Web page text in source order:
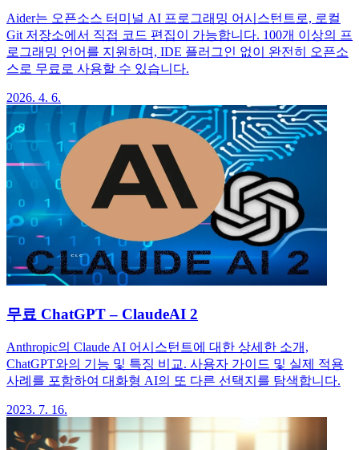
Aider는 오픈소스 터미널 AI 프로그래밍 어시스턴트로, 로컬
Git 저장소에서 직접 코드 편집이 가능합니다. 100개 이상의 프
로그래밍 언어를 지원하며, IDE 플러그인 없이 완전히 오픈소
스로 무료로 사용할 수 있습니다.
2026. 4. 6.
무료 ChatGPT – ClaudeAI 2
Anthropic의 Claude AI 어시스턴트에 대한 상세한 소개,
ChatGPT와의 기능 및 특징 비교. 사용자 가이드 및 실제 적용
사례를 포함하여 대화형 AI의 또 다른 선택지를 탐색합니다.
2023. 7. 16.